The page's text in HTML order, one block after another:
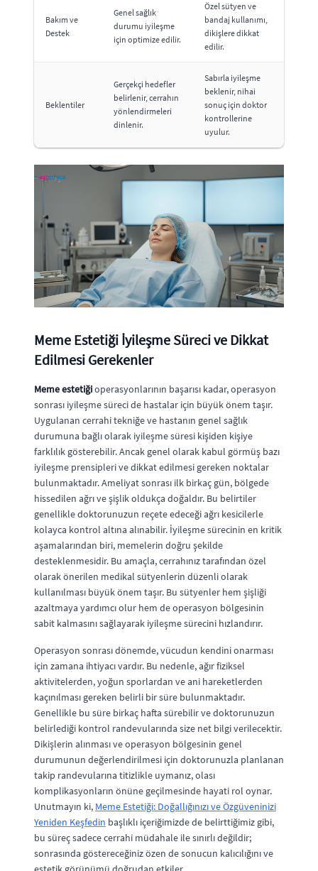
Bakım ve
Destek
Genel sağlık
durumu iyileşme
için optimize edilir.
Özel sütyen ve
bandaj kullanımı,
dikişlere dikkat
edilir.
Beklentiler
Gerçekçi hedefler
belirlenir, cerrahın
yönlendirmeleri
dinlenir.
Sabırla iyileşme
beklenir, nihai
sonuç için doktor
kontrollerine
uyulur.
Meme Estetiği İyileşme Süreci ve Dikkat
Edilmesi Gerekenler
Meme estetiğioperasyonlarının başarısı kadar, operasyon
sonrası iyileşme süreci de hastalar için büyük önem taşır.
Uygulanan cerrahi tekniğe ve hastanın genel sağlık
durumuna bağlı olarak iyileşme süresi kişiden kişiye
farklılık gösterebilir. Ancak genel olarak kabul görmüş bazı
iyileşme prensipleri ve dikkat edilmesi gereken noktalar
bulunmaktadır. Ameliyat sonrası ilk birkaç gün, bölgede
hissedilen ağrı ve şişlik oldukça doğaldır. Bu belirtiler
genellikle doktorunuzun reçete edeceği ağrı kesicilerle
kolayca kontrol altına alınabilir. İyileşme sürecinin en kritik
aşamalarından biri, memelerin doğru şekilde
desteklenmesidir. Bu amaçla, cerrahınız tarafından özel
olarak önerilen medikal sütyenlerin düzenli olarak
kullanılması büyük önem taşır. Bu sütyenler hem şişliği
azaltmaya yardımcı olur hem de operasyon bölgesinin
sabit kalmasını sağlayarak iyileşme sürecini hızlandırır.
Operasyon sonrası dönemde, vücudun kendini onarması
için zamana ihtiyacı vardır. Bu nedenle, ağır fiziksel
aktivitelerden, yoğun sporlardan ve ani hareketlerden
kaçınılması gereken belirli bir süre bulunmaktadır.
Genellikle bu süre birkaç hafta sürebilir ve doktorunuzun
belirlediği kontrol randevularında size net bilgi verilecektir.
Dikişlerin alınması ve operasyon bölgesinin genel
durumunun değerlendirilmesi için doktorunuzla planlanan
takip randevularına titizlikle uymanız, olası
komplikasyonların önüne geçilmesinde hayati rol oynar.
Unutmayın ki, Meme Estetiği: Doğallığınızı ve Özgüveninizi
Yeniden Keşfedin başlıklı içeriğimizde de belirttiğimiz gibi,
bu süreç sadece cerrahi müdahale ile sınırlı değildir;
sonrasında göstereceğiniz özen de sonucun kalıcılığını ve